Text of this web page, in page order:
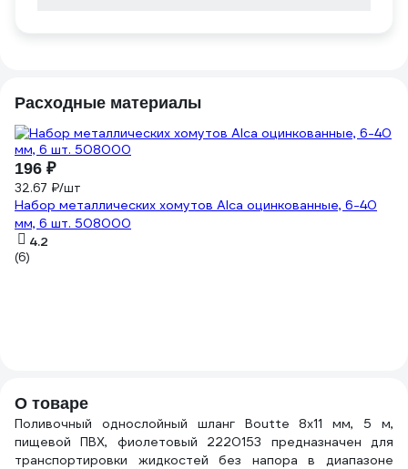
Расходные материалы
196 ₽
32.67 ₽/шт
Набор металлических хомутов Alca оцинкованные, 6-40
мм, 6 шт. 508000
4.2
(6)
О товаре
Поливочный однослойный шланг Boutte 8x11 мм, 5 м,
пищевой ПВХ, фиолетовый 2220153 предназначен для
транспортировки жидкостей без напора в диапазоне